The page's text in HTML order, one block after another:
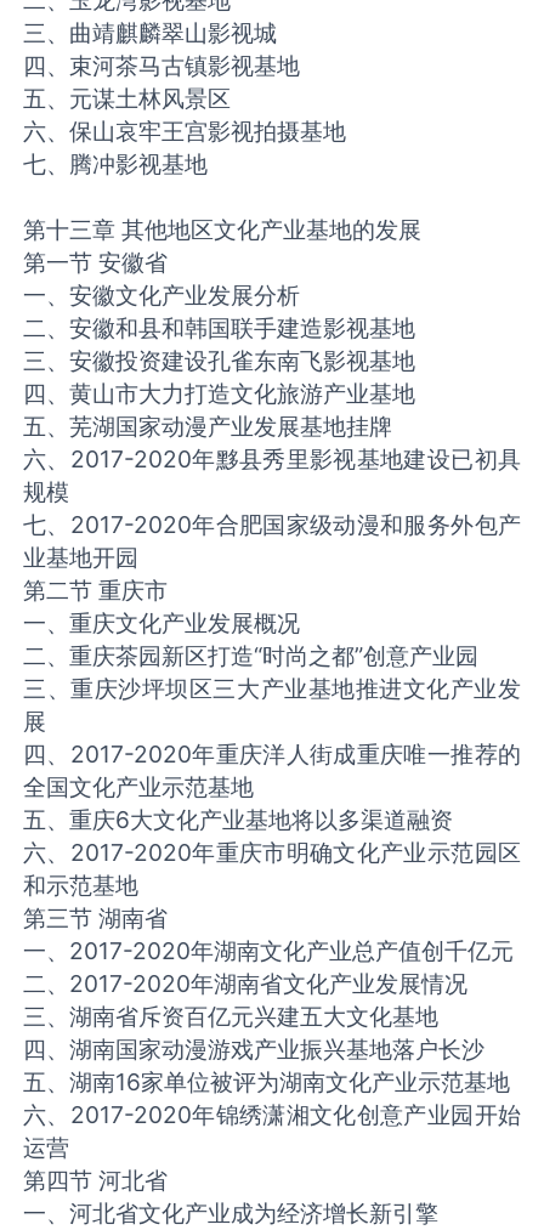
三、曲靖麒麟翠山影视城
四、束河茶马古镇影视基地
五、元谋土林风景区
六、保山哀牢王宫影视拍摄基地
七、腾冲影视基地
第十三章 其他地区文化产业基地的发展
第一节 安徽省
一、安徽文化产业发展分析
二、安徽和县和韩国联手建造影视基地
三、安徽投资建设孔雀东南飞影视基地
四、黄山市大力打造文化旅游产业基地
五、芜湖国家动漫产业发展基地挂牌
六、2017-2020年黟县秀里影视基地建设已初具
规模
七、2017-2020年合肥国家级动漫和服务外包产
业基地开园
第二节 重庆市
一、重庆文化产业发展概况
二、重庆茶园新区打造“时尚之都”创意产业园
三、重庆沙坪坝区三大产业基地推进文化产业发
展
四、2017-2020年重庆洋人街成重庆唯一推荐的
全国文化产业示范基地
五、重庆6大文化产业基地将以多渠道融资
六、2017-2020年重庆市明确文化产业示范园区
和示范基地
第三节 湖南省
一、2017-2020年湖南文化产业总产值创千亿元
二、2017-2020年湖南省文化产业发展情况
三、湖南省斥资百亿元兴建五大文化基地
四、湖南国家动漫游戏产业振兴基地落户长沙
五、湖南16家单位被评为湖南文化产业示范基地
六、2017-2020年锦绣潇湘文化创意产业园开始
运营
第四节 河北省
一、河北省文化产业成为经济增长新引擎